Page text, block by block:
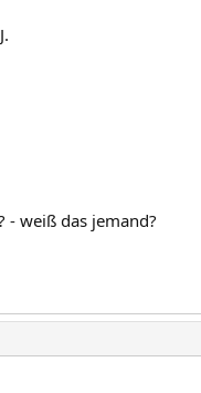
weiß das jemand?